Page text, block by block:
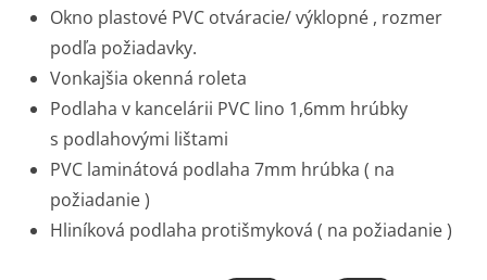
Okno plastové PVC otváracie/ výklopné , rozmer
podľa požiadavky.
Vonkajšia okenná roleta
Podlaha v kancelárii PVC lino 1,6mm hrúbky
s podlahovými lištami
PVC laminátová podlaha 7mm hrúbka ( na
požiadanie )
Hliníková podlaha protišmyková ( na požiadanie )